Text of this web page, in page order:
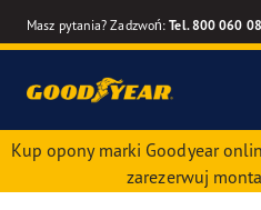
Masz pytania? Zadzwoń:Tel. 800 060
Kup opony marki Goodyear
zarezerwuj